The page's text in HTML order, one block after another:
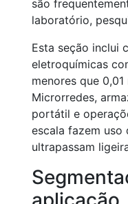
são
laboratório,
Esta seção inclui
eletroquímicas
menores que
Microrredes,
portátil e
escala fazem uso
ultrapassam